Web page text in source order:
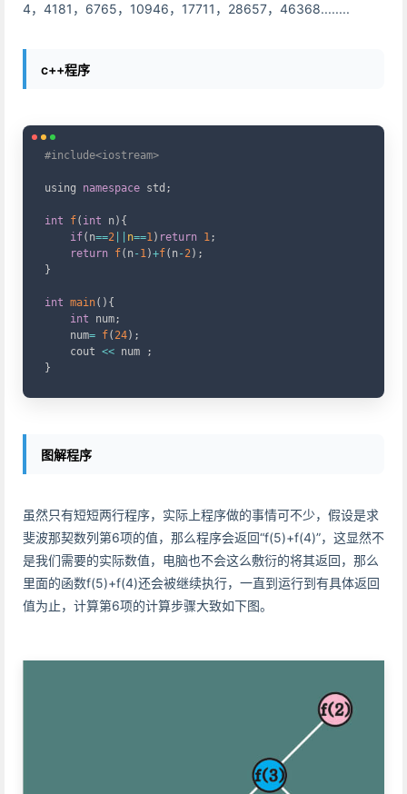
4，4181，6765，10946，17711，28657，46368........
c++程序
#include<iostream>
using namespace std ;
int f( int n) {
if( n==2 n==1) return 1;
return f( n- 1)+f( n- 2) ;
}
int main( ) {
int num;
    num
= f( 24) ;
    cout
<< num
;
}
图解程序
虽然只有短短两行程序，实际上程序做的事情可不少，假设是求
斐波那契数列第6项的值，那么程序会返回“f(5)+f(4)”，这显然不
是我们需要的实际数值，电脑也不会这么敷衍的将其返回，那么
里面的函数f(5)+f(4)还会被继续执行，一直到运行到有具体返回
值为止，计算第6项的计算步骤大致如下图。